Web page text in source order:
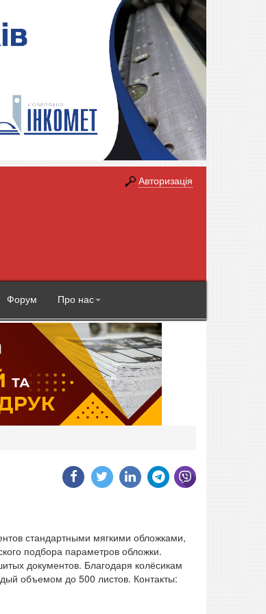
Авторизація
Форум Про нас
стандартными мягкими обложками,
подбора параметров обложки.
документов. Благодаря колёсикам
объемом до 500 листов. Контакты: